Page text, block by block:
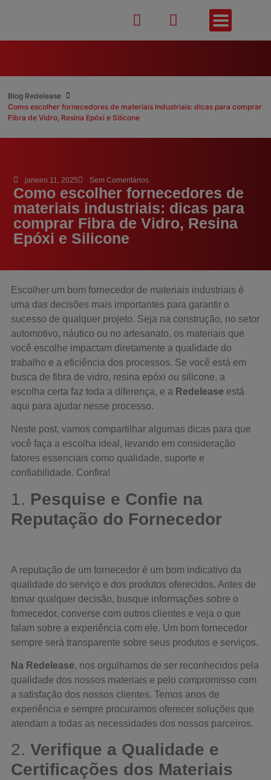
Blog Redelease
Como escolher fornecedores de materiais industriais: dicas para comprar
Fibra de Vidro, Resina Epóxi e Silicone
janeiro 11, 2025 Sem Comentários
Como escolher fornecedores de
materiais industriais: dicas para
comprar Fibra de Vidro, Resina
Epóxi e Silicone
Escolher um bom fornecedor de materiais industriais é
uma das decisões mais importantes para garantir o
sucesso de qualquer projeto. Seja na construção, no setor
automotivo, náutico ou no artesanato, os materiais que
você escolhe impactam diretamente a qualidade do
trabalho e a eficiência dos processos. Se você está em
busca de fibra de vidro, resina epóxi ou silicone, a
escolha certa faz toda a diferença, e a Redelease está
aqui para ajudar nesse processo.
Neste post, vamos compartilhar algumas dicas para que
você faça a escolha ideal, levando em consideração
fatores essenciais como qualidade, suporte e
confiabilidade. Confira!
1. Pesquise e Confie na
Reputação do Fornecedor
A reputação de um fornecedor é um bom indicativo da
qualidade do serviço e dos produtos oferecidos. Antes de
tomar qualquer decisão, busque informações sobre o
fornecedor, converse com outros clientes e veja o que
falam sobre a experiência com ele. Um bom fornecedor
sempre será transparente sobre seus produtos e serviços.
Na Redelease, nos orgulhamos de ser reconhecidos pela
qualidade dos nossos materiais e pelo compromisso com
a satisfação dos nossos clientes. Temos anos de
experiência e sempre procuramos oferecer soluções que
atendam a todas as necessidades dos nossos parceiros.
2. Verifique a Qualidade e
Certificações dos Materiais